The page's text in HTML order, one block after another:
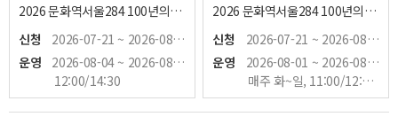
2026 문화역서울284 100년의
시간여행 : 어린이 공간투어 *
어린이 단독 참여는 어렵습니다.
실제 참여 인원 수에 맞춰 온라인
예약 바랍니다.
신청
2026-07-21 ~ 2026-08-15
운영
2026-08-04 ~ 2026-08-15
12:00/14:30
2026 문화역서울284 100년의
시간여행 : 내부 공간투어 *실제
참여 인원 수에 맞춰 온라인 예약
바랍니다.
신청
2026-07-21 ~ 2026-08-16
운영
2026-08-01 ~ 2026-08-16
매주 화~일, 11:00/12:30/14:00/15:30